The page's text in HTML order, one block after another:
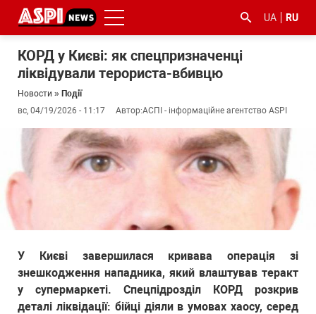
UA RU
КОРД у Києві: як спецпризначенці
ліквідували терориста-вбивцю
Новости » Події
вс, 04/19/2026 - 11:17
Автор:АСПІ - інформаційне агентство ASPI
У Києві завершилася кривава операція зі
знешкодження нападника, який влаштував теракт
у супермаркеті. Спецпідрозділ КОРД розкрив
деталі ліквідації: бійці діяли в умовах хаосу, серед
#боротьба
#гфс #Киев #коронавірус